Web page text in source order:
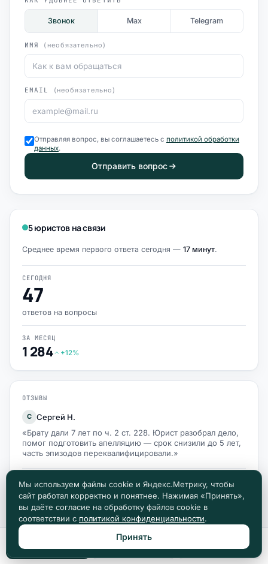
Звонок Max Telegram
ИМЯ (необязательно)
EMAIL (необязательно)
Отправляя вопрос, вы соглашаетесь с политикой обработки
данных.
Отправить вопрос
5 юристов на связи
Среднее время первого ответа сегодня — 17 минут.
СЕГОДНЯ
47
ответов на вопросы
ЗА МЕСЯЦ
1 284 +12%
ОТЗЫВЫ
С Сергей Н.
«Брату дали 7 лет по ч. 2 ст. 228. Юрист разобрал дело,
помог подготовить апелляцию — срок снизили до 5 лет,
часть эпизодов переквалифицировали.»
И
Ирина В.
«Мужу светило реальное по 264.1 УК РФ, автомобиль
хотели конфисковать. Юрист разъяснил нюансы, что
собственность на меня — суд конфискацию отменил.»
Мы используем файлы cookie и Яндекс.Метрику, чтобы
сайт работал корректно и понятнее. Нажимая «Принять»,
вы даёте согласие на обработку файлов cookie в
соответствии с политикой конфиденциальности.
Принять